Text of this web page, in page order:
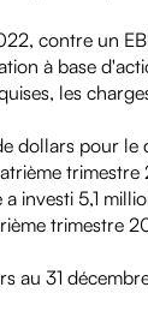
contre un
à base
les
dollars pour
trimestre
investi 5,1
trimestre
au 31